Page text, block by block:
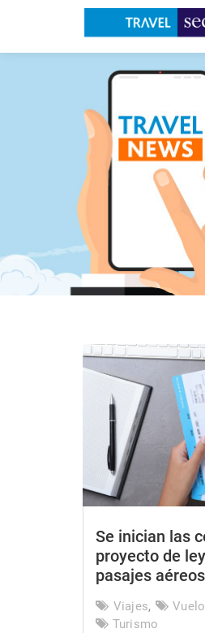
Se inician las
proyecto de
pasajes aéreos
Viajes,
Turismo